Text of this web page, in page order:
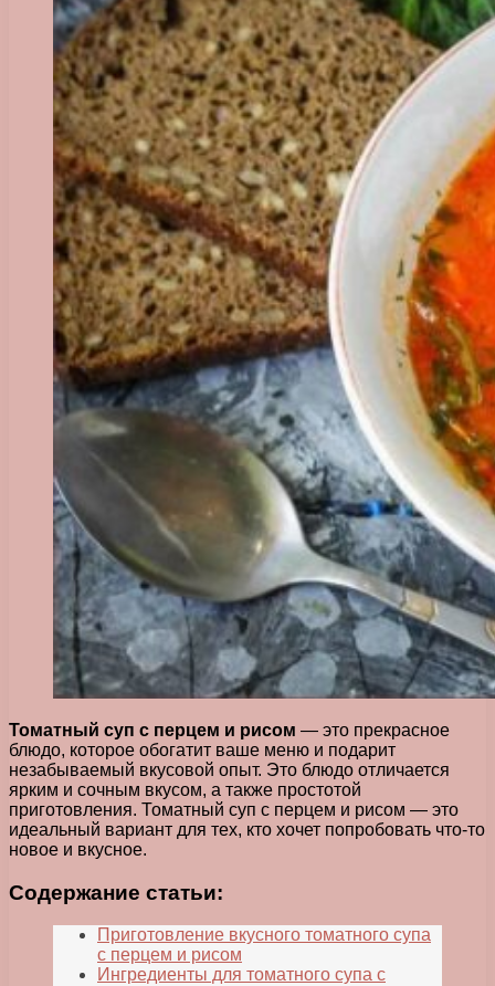
Томатный суп с перцем и рисом — это прекрасное
блюдо, которое обогатит ваше меню и подарит
незабываемый вкусовой опыт. Это блюдо отличается
ярким и сочным вкусом, а также простотой
приготовления. Томатный суп с перцем и рисом — это
идеальный вариант для тех, кто хочет попробовать что-то
новое и вкусное.
Содержание статьи:
Приготовление вкусного томатного супа
с перцем и рисом
Ингредиенты для томатного супа с